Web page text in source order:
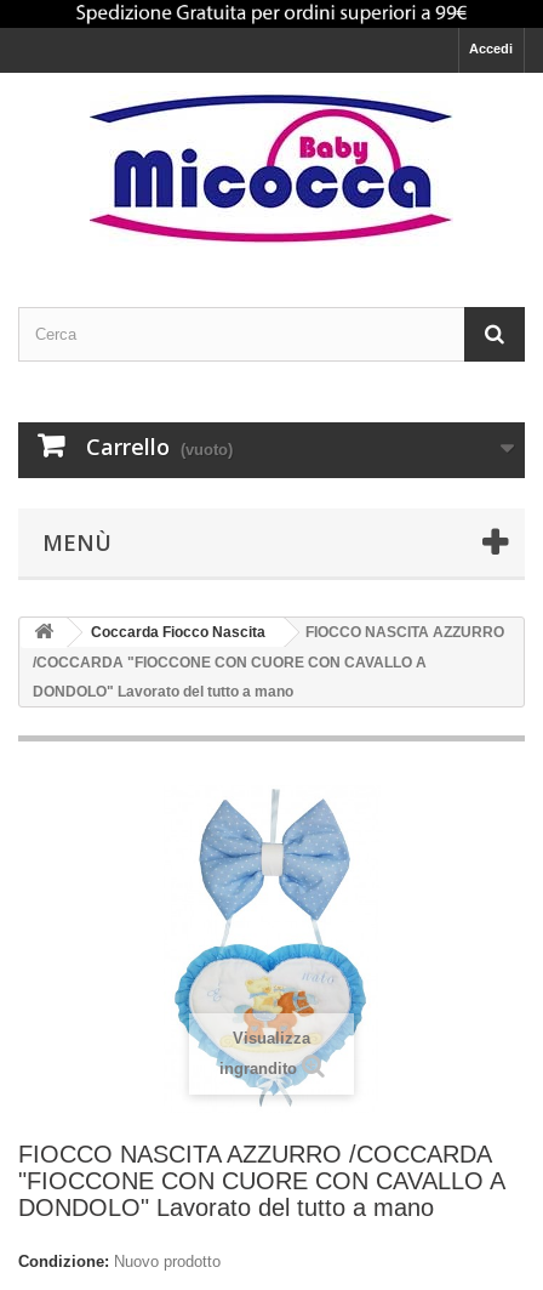
Accedi
Carrello (vuoto)
MENÙ
Coccarda Fiocco Nascita
FIOCCO NASCITA AZZURRO
/COCCARDA "FIOCCONE CON CUORE CON CAVALLO A
DONDOLO" Lavorato del tutto a mano
Visualizza
ingrandito
FIOCCO NASCITA AZZURRO /COCCARDA
"FIOCCONE CON CUORE CON CAVALLO A
DONDOLO" Lavorato del tutto a mano
Condizione: Nuovo prodotto